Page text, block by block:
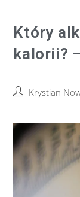
Który
kalorii?
Krystian